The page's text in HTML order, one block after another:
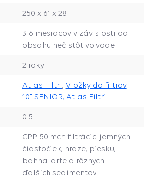
250 x 61 x 28
3-6 mesiacov v závislosti od
obsahu nečistôt vo vode
2 roky
Atlas Filtri, Vložky do filtrov
10" SENIOR, Atlas Filtri
0.5
CPP 50 mcr: filtrácia jemných
čiastočiek, hrdze, piesku,
bahna, drte a rôznych
ďalších sedimentov